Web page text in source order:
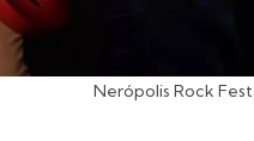
Nerópolis Rock